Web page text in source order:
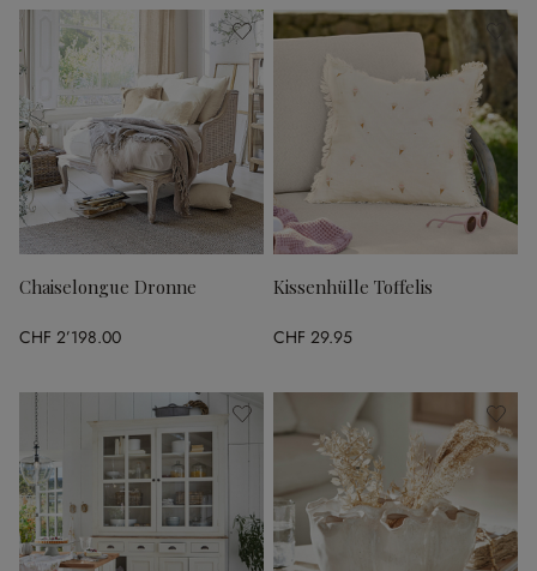
Chaiselongue Dronne
CHF 2’198.00
Kissenhülle Toffelis
CHF 29.95